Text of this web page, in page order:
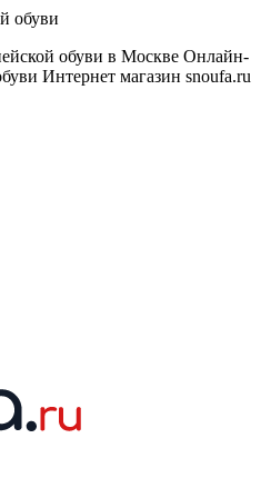
обуви
обуви в Москве Онлайн-
Интернет магазин snoufa.ru